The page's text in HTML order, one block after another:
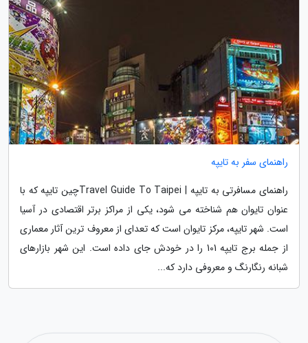
راهنمای سفر به تایپه
راهنمای مسافرتی به تایپه | Travel Guide To Taipeiچین تایپه که با
عنوان تایوان هم شناخته می شود، یکی از مراکز برتر اقتصادی در آسیا
است. شهر تایپه، مرکز تایوان است که تعدای از معروف ترین آثار معماری
از جمله برج تایپه 101 را در خودش جای داده است. این شهر بازارهای
شبانه رنگارنگ و معروفی دارد که...